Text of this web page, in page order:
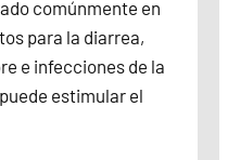
comúnmente en
para la diarrea,
e infecciones de la
estimular el